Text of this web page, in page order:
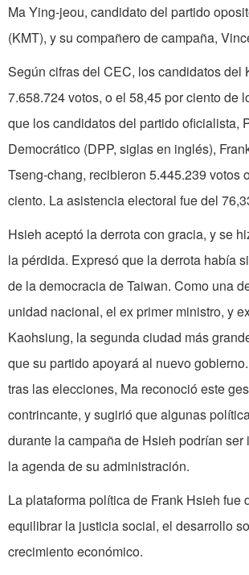
Ma Ying-jeou, candidato del partido
(KMT), y su compañero de campaña,
Según cifras del CEC, los candidatos del
7.658.724 votos, o el 58,45 por ciento de
que los candidatos del partido oficialista,
Democrático (DPP, siglas en inglés),
Tseng-chang, recibieron 5.445.239 votos
ciento. La asistencia electoral fue del
Hsieh aceptó la derrota con gracia, y se
la pérdida. Expresó que la derrota había
de la democracia de Taiwan. Como una
unidad nacional, el ex primer ministro, y
Kaohsiung, la segunda ciudad más
que su partido apoyará al nuevo
tras las elecciones, Ma reconoció este
contrincante, y sugirió que algunas
durante la campaña de Hsieh podrían ser
la agenda de su administración.
La plataforma política de Frank Hsieh fue
equilibrar la justicia social, el desarrollo
crecimiento económico.